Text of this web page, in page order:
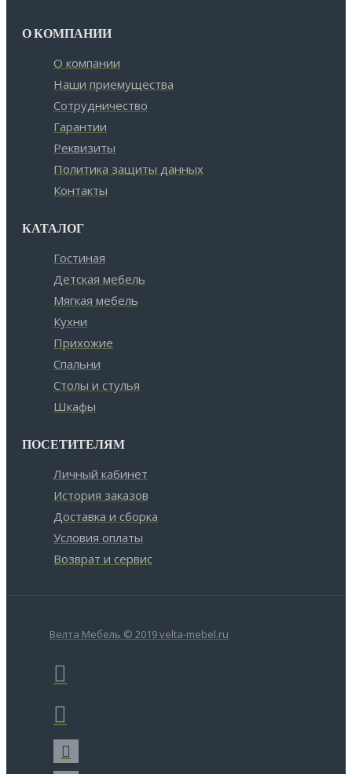
О КОМПАНИИ
О компании
Наши приемущества
Сотрудничество
Гарантии
Реквизиты
Политика защиты данных
Контакты
КАТАЛОГ
Гостиная
Детская мебель
Мягкая мебель
Кухни
Прихожие
Спальни
Столы и стулья
Шкафы
ПОСЕТИТЕЛЯМ
Личный кабинет
История заказов
Доставка и сборка
Условия оплаты
Возврат и сервис
Велта Мебель © 2019 velta-mebel.ru